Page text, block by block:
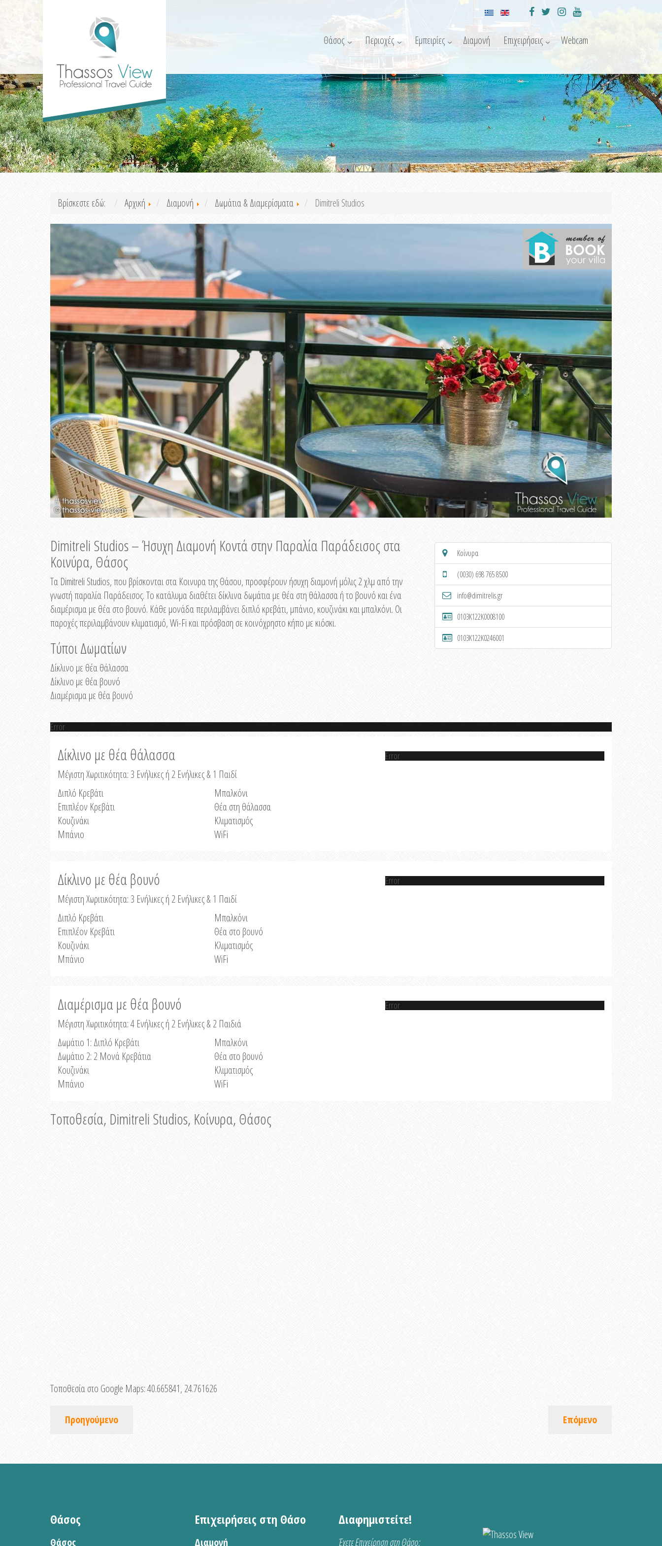
Θάσος Περιοχές Εμπειρίες Διαμονή Επιχειρήσεις Webcam
Βρίσκεστε εδώ: Αρχική Διαμονή Δωμάτια & Διαμερίσματα Dimitreli Studios
Dimitreli Studios – Ήσυχη Διαμονή Κοντά στην Παραλία Παράδεισος στα
Κοινύρα, Θάσος
Τα Dimitreli Studios, που βρίσκονται στα Κοινυρα της Θάσου, προσφέρουν ήσυχη διαμονή μόλις 2 χλμ από την
γνωστή παραλία Παράδεισος. Το κατάλυμα διαθέτει δίκλινα δωμάτια με θέα στη θάλασσα ή το βουνό και ένα
διαμέρισμα με θέα στο βουνό. Κάθε μονάδα περιλαμβάνει διπλό κρεβάτι, μπάνιο, κουζινάκι και μπαλκόνι. Οι
παροχές περιλαμβάνουν κλιματισμό, Wi-Fi και πρόσβαση σε κοινόχρηστο κήπο με κιόσκι.
Τύποι Δωματίων
Δίκλινο με θέα θάλασσα
Δίκλινο με θέα βουνό
Διαμέρισμα με θέα βουνό
Κοίνυρα
(0030) 698 765 8500
info@dimitrelis.gr
0103K122K0008100
0103K122K0246001
Error
Δίκλινο με θέα θάλασσα
Μέγιστη Χωριτικότητα: 3 Ενήλικες ή 2 Ενήλικες & 1 Παιδί
Διπλό Κρεβάτι
Επιπλέον Κρεβάτι
Κουζινάκι
Μπάνιο
Μπαλκόνι
Θέα στη θάλασσα
Κλιματισμός
WiFi
Error
Δίκλινο με θέα βουνό
Μέγιστη Χωριτικότητα: 3 Ενήλικες ή 2 Ενήλικες & 1 Παιδί
Διπλό Κρεβάτι
Επιπλέον Κρεβάτι
Κουζινάκι
Μπάνιο
Μπαλκόνι
Θέα στο βουνό
Κλιματισμός
WiFi
Error
Διαμέρισμα με θέα βουνό
Μέγιστη Χωριτικότητα: 4 Ενήλικες ή 2 Ενήλικες & 2 Παιδιά
Δωμάτιο 1: Διπλό Κρεβάτι
Δωμάτιο 2: 2 Μονά Κρεβάτια
Κουζινάκι
Μπάνιο
Μπαλκόνι
Θέα στο βουνό
Κλιματισμός
WiFi
Error
Τοποθεσία, Dimitreli Studios, Κοίνυρα, Θάσος
Τοποθεσία στο Google Maps:40.665841, 24.761626
Προηγούμενο Επόμενο
Θάσος
Θάσος
Επιχειρήσεις στη Θάσο
Διαμονή
Διαφημιστείτε!
Έχετε Επιχείρηση στη Θάσο;